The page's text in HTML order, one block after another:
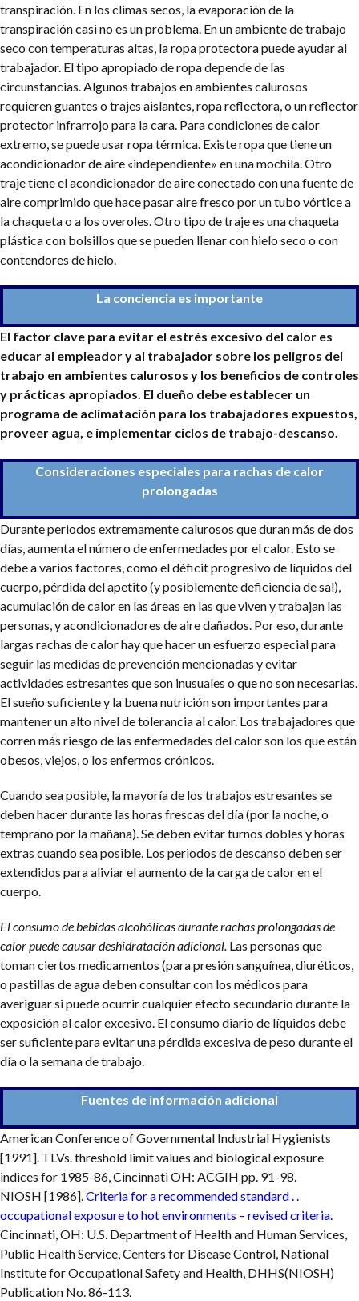
transpiración. En los climas secos, la evaporación de la
transpiración casi no es un problema. En un ambiente de trabajo
seco con temperaturas altas, la ropa protectora puede ayudar al
trabajador. El tipo apropiado de ropa depende de las
circunstancias. Algunos trabajos en ambientes calurosos
requieren guantes o trajes aislantes, ropa reflectora, o un reflector
protector infrarrojo para la cara. Para condiciones de calor
extremo, se puede usar ropa térmica. Existe ropa que tiene un
acondicionador de aire «independiente» en una mochila. Otro
traje tiene el acondicionador de aire conectado con una fuente de
aire comprimido que hace pasar aire fresco por un tubo vórtice a
la chaqueta o a los overoles. Otro tipo de traje es una chaqueta
plástica con bolsillos que se pueden llenar con hielo seco o con
contendores de hielo.
La conciencia es importante
El factor clave para evitar el estrés excesivo del calor es
educar al empleador y al trabajador sobre los peligros del
trabajo en ambientes calurosos y los beneficios de controles
y prácticas apropiados. El dueño debe establecer un
programa de aclimatación para los trabajadores expuestos,
proveer agua, e implementar ciclos de trabajo-descanso.
Consideraciones especiales para rachas de calor
prolongadas
Durante periodos extremamente calurosos que duran más de dos
días, aumenta el número de enfermedades por el calor. Esto se
debe a varios factores, como el déficit progresivo de líquidos del
cuerpo, pérdida del apetito (y posiblemente deficiencia de sal),
acumulación de calor en las áreas en las que viven y trabajan las
personas, y acondicionadores de aire dañados. Por eso, durante
largas rachas de calor hay que hacer un esfuerzo especial para
seguir las medidas de prevención mencionadas y evitar
actividades estresantes que son inusuales o que no son necesarias.
El sueño suficiente y la buena nutrición son importantes para
mantener un alto nivel de tolerancia al calor. Los trabajadores que
corren más riesgo de las enfermedades del calor son los que están
obesos, viejos, o los enfermos crónicos.
Cuando sea posible, la mayoría de los trabajos estresantes se
deben hacer durante las horas frescas del día (por la noche, o
temprano por la mañana). Se deben evitar turnos dobles y horas
extras cuando sea posible. Los periodos de descanso deben ser
extendidos para aliviar el aumento de la carga de calor en el
cuerpo.
El consumo de bebidas alcohólicas durante rachas prolongadas de
calor puede causar deshidratación adicional. Las personas que
toman ciertos medicamentos (para presión sanguínea, diuréticos,
o pastillas de agua deben consultar con los médicos para
averiguar si puede ocurrir cualquier efecto secundario durante la
exposición al calor excesivo. El consumo diario de líquidos debe
ser suficiente para evitar una pérdida excesiva de peso durante el
día o la semana de trabajo.
Fuentes de información adicional
American Conference of Governmental Industrial Hygienists
[1991]. TLVs. threshold limit values and biological exposure
indices for 1985-86, Cincinnati OH: ACGIH pp. 91-98.
NIOSH [1986].Criteria for a recommended standard . .
occupational exposure to hot environments – revised criteria.
Cincinnati, OH: U.S. Department of Health and Human Services,
Public Health Service, Centers for Disease Control, National
Institute for Occupational Safety and Health, DHHS(NIOSH)
Publication No. 86-113.